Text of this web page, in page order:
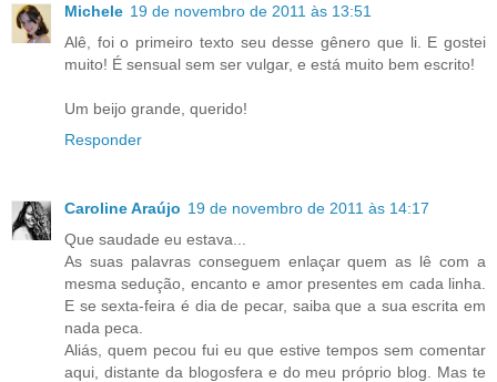
Michele 19 de novembro de 2011 às 13:51
Alê, foi o primeiro texto seu desse gênero que li. E gostei
muito! É sensual sem ser vulgar, e está muito bem escrito!
Um beijo grande, querido!
Responder
Caroline Araújo 19 de novembro de 2011 às 14:17
Que saudade eu estava...
As suas palavras conseguem enlaçar quem as lê com a
mesma sedução, encanto e amor presentes em cada linha.
E se sexta-feira é dia de pecar, saiba que a sua escrita em
nada peca.
Aliás, quem pecou fui eu que estive tempos sem comentar
aqui, distante da blogosfera e do meu próprio blog. Mas te